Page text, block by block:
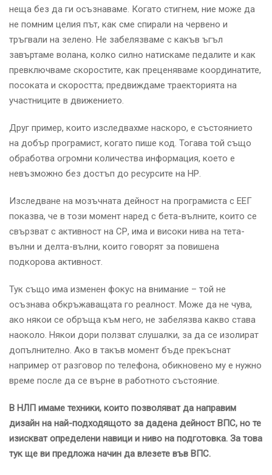
неща без да ги осъзнаваме. Когато стигнем, ние може да
не помним целия път, как сме спирали на червено и
тръгвали на зелено. Не забелязваме с какъв ъгъл
завъртаме волана, колко силно натискаме педалите и как
превключваме скоростите, как преценяваме координатите,
посоката и скоростта; предвиждаме траекторията на
участниците в движението.
Друг пример, които изследвахме наскоро, е състоянието
на добър програмист, когато пише код. Тогава той също
обработва огромни количества информация, което е
невъзможно без достъп до ресурсите на НР.
Изследване на мозъчната дейност на програмиста с ЕЕГ
показва, че в този момент наред с бета-вълните, които се
свързват с активност на СР, има и високи нива на тета-
вълни и делта-вълни, които говорят за повишена
подкорова активност.
Тук също има изменен фокус на внимание – той не
осъзнава обкръжаващата го реалност. Може да не чува,
ако някои се обръща към него, не забелязва какво става
наоколо. Някои дори ползват слушалки, за да се изолират
допълнително. Ако в такъв момент бъде прекъснат
например от разговор по телефона, обикновено му е нужно
време после да се върне в работното състояние.
В НЛП имаме техники, които позволяват да направим
дизайн на най-подходящото за дадена дейност ВПС, но те
изискват определени навици и ниво на подготовка. За това
тук ще ви предложа начин да влезете във ВПС.